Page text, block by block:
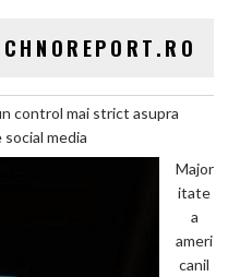
control mai strict asupra
media
Major
itate
a
ameri
canil